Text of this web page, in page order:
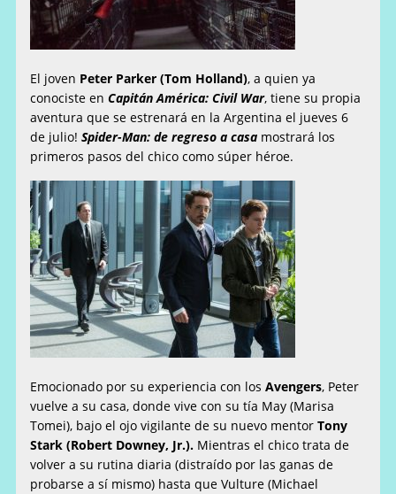
El joven Peter Parker (Tom Holland), a quien ya
conociste enCapitán América: Civil War, tiene su propia
aventura que se estrenará en la Argentina el jueves 6
de julio!Spider-Man: de regreso a casa mostrará los
primeros pasos del chico como súper héroe.
Emocionado por su experiencia con losAvengers, Peter
vuelve a su casa, donde vive con su tía May (Marisa
Tomei), bajo el ojo vigilante de su nuevo mentorTony
Stark (Robert Downey, Jr.). Mientras el chico trata de
volver a su rutina diaria (distraído por las ganas de
probarse a sí mismo) hasta que Vulture (Michael